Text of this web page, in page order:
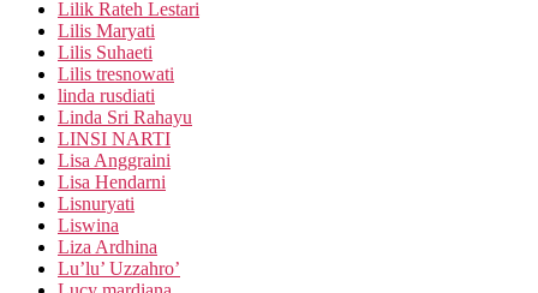
Lilik Rateh Lestari
Lilis Maryati
Lilis Suhaeti
Lilis tresnowati
linda rusdiati
Linda Sri Rahayu
LINSI NARTI
Lisa Anggraini
Lisa Hendarni
Lisnuryati
Liswina
Liza Ardhina
Lu’lu’ Uzzahro’